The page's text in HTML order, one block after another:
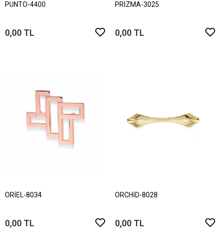
PUNTO-4400
0,00 TL
PRİZMA-3025
0,00 TL
ORİEL-8034
0,00 TL
ORCHİD-8028
0,00 TL